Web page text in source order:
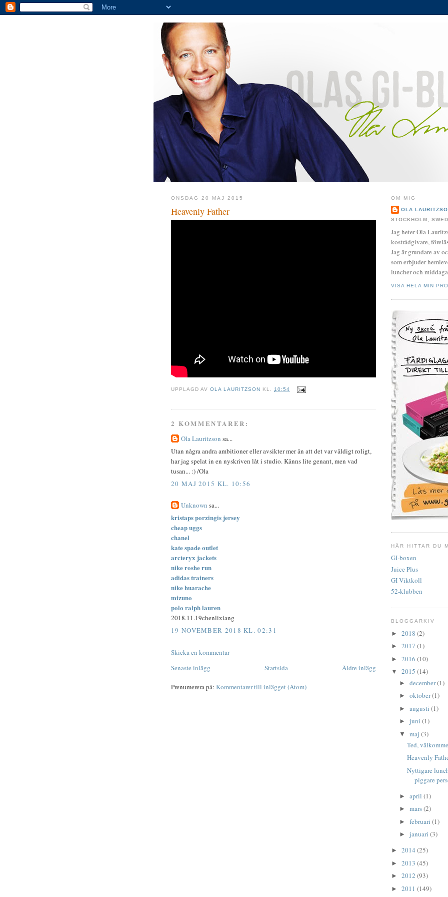
ONSDAG 20 MAJ 2015
Heavenly Father
UPPLAGD AVOLA LAURITZSON KL.10:54
2 KOMMENTARER:
Ola Lauritzson sa...
Utan några andra ambitioner eller avsikter mer än att det var väldigt roligt,
har jag spelat in en nyskriven låt i studio. Känns lite genant, men vad
tusan... :) /Ola
20 MAJ 2015 KL. 10:56
Unknown sa...
kristaps porzingis jersey
cheap uggs
chanel
kate spade outlet
arcteryx jackets
nike roshe run
adidas trainers
nike huarache
mizuno
polo ralph lauren
2018.11.19chenlixiang
19 NOVEMBER 2018 KL. 02:31
Skicka en kommentar
Senaste inlägg
Äldre inlägg
Startsida
Prenumerera på: Kommentarer till inlägget (Atom)
OM MIG
OLA
STOCKHOLM,
Jag heter Ola
kostrådgivare,
Jag är grundare av
som erbjuder
luncher och
VISA HELA MIN
HÄR HITTAR DU
GI-boxen
Juice Plus
GI Viktkoll
52-klubben
BLOGGARKIV
► 2018 (2)
► 2017 (1)
► 2016 (10)
▼ 2015 (14)
► december(1)
► oktober(1)
► augusti (1)
► juni (1)
▼ maj (3)
Ted,
Heavenly
Nyttigare
piggare
► april (1)
► mars(2)
► februari (1)
► januari (3)
► 2014 (25)
► 2013 (45)
► 2012 (93)
► 2011 (149)